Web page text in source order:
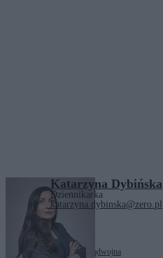
Katarzyna Dybińska
Dziennikarka
katarzyna.dybinska@zero.pl
Tagi: Iran rządwojna